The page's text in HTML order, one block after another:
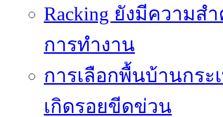
Racking ยังมีความ
การทำงาน
การเลือกพื้นบ้านกร
เกิดรอยขีดข่วน